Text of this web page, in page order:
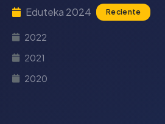
Eduteka 2024 Reciente
2022
2021
2020